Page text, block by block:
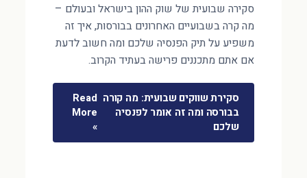
סקירה שבועית של שוק ההון בישראל ובעולם –
מה קרה בשבועיים האחרונים בבורסות, איך זה
משפיע על תיק הפנסיה שלכם ומה חשוב לדעת
אם אתם מתכננים פרישה בעתיד הקרוב.
סקירת שווקים שבועית: מה קורה
בבורסה ומה זה אומר לפנסיה
שלכם
Read
More
»